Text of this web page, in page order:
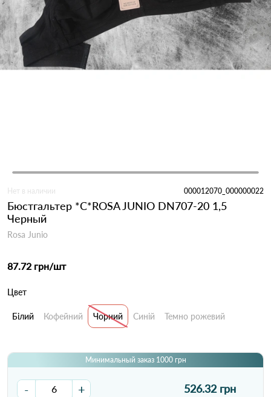
Нет в наличии 000012070_000000022
Бюстгальтер *С*ROSA JUNIO DN707-20 1,5
Черный
Rosa Junio
87.72 грн/шт
Цвет
Білий Кофейний Чорний Синій Темно рожевий
Минимальный заказ 1000 грн
- + 526.32 грн